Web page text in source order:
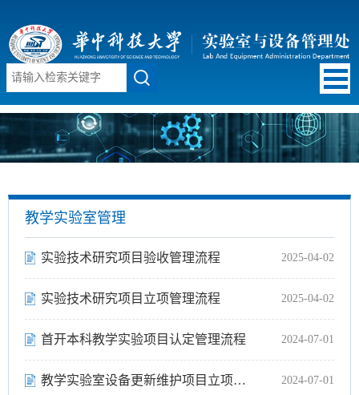
教学实验室管理
实验技术研究项目验收管理流程 2025-04-02
实验技术研究项目立项管理流程 2025-04-02
首开本科教学实验项目认定管理流程 2024-07-01
教学实验室设备更新维护项目立项管理流程 2024-07-01